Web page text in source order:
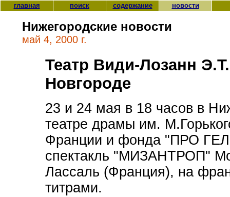
главная поиск содержание новости
Нижегородские новости
май 4, 2000 г.
Театр Види-Лозанн
Новгороде
23 и 24 мая в 18 часов в
театре драмы им.
Франции и фонда "ПРО
спектакль "МИЗАНТРОП"
Лассаль (Франция), на
титрами.